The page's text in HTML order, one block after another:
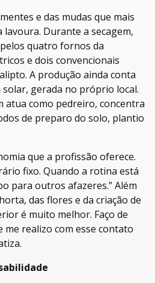
e das mudas que mais
Durante a secagem,
quatro fornos da
e dois convencionais
A produção ainda conta
gerada no próprio local.
atua como pedreiro, concentra
de preparo do solo, plantio
que a profissão oferece.
fixo. Quando a rotina está
para outros afazeres.” Além
das flores e da criação de
é muito melhor. Faço de
realizo com esse contato